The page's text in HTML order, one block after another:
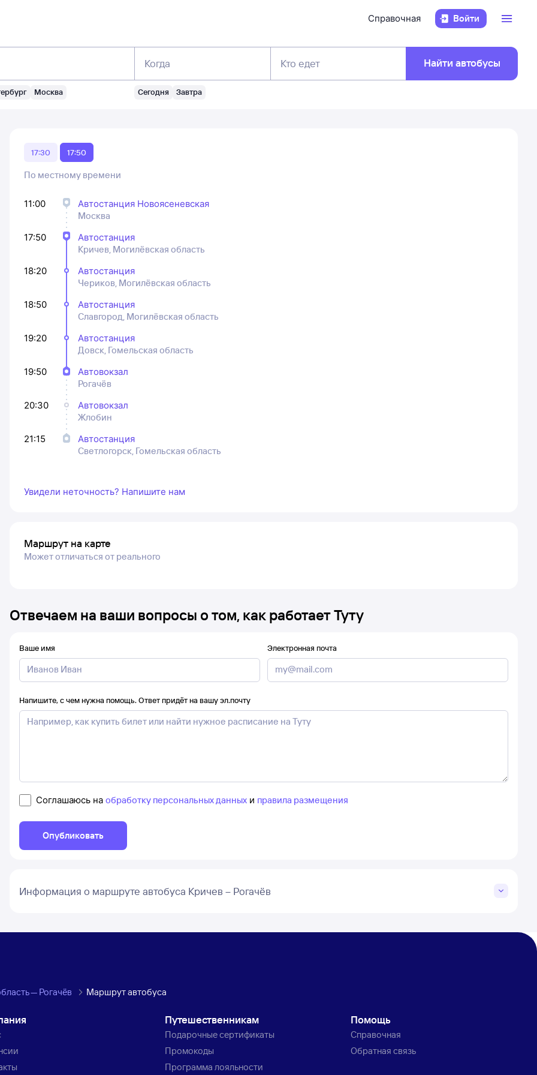
Справочная Войти
Москва
Когда
Сегодня Завтра
Кто едет Найти автобусы
17:30 17:50
По местному времени
11:00
Автостанция Новоясеневская
Москва
17:50
Автостанция
Кричев, Могилёвская область
18:20
Автостанция
Чериков, Могилёвская область
18:50
Автостанция
Славгород, Могилёвская область
19:20
Автостанция
Довск, Гомельская область
19:50
Автовокзал
Рогачёв
20:30
Автовокзал
Жлобин
21:15
Автостанция
Светлогорск, Гомельская область
Увидели неточность? Напишите нам
Маршрут на карте
Может отличаться от реального
Отвечаем на ваши вопросы о том, как работает Туту
Ваше имя Электронная почта
Напишите, с чем нужна помощь. Ответ придёт на вашу эл.почту
Соглашаюсь на обработку персональных данных и правила размещения
Опубликовать
Информация о маршруте автобуса Кричев – Рогачёв
— Рогачёв Маршрут автобуса
Путешественникам
Подарочные сертификаты
Промокоды
Программа лояльности
Помощь
Справочная
Обратная связь